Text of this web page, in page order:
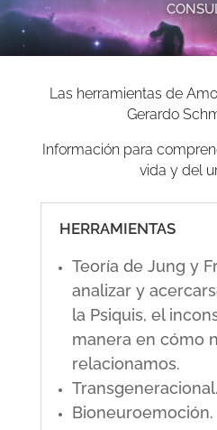
Las herramientas de
Gerardo
Información para
vida y del
HERRAMIENTAS
Teoría de Jung y
analizar y
la Psiquis, el
manera en cómo
relacionamos.
Transgeneracional.
Bioneuroemoción.